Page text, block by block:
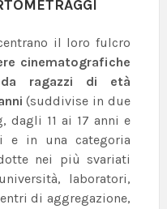
il loro fulcro
cinematografiche
da ragazzi di età
(suddivise in due
dagli 11 ai 17 anni e
e in una categoria
nei più svariati
laboratori,
di aggregazione,